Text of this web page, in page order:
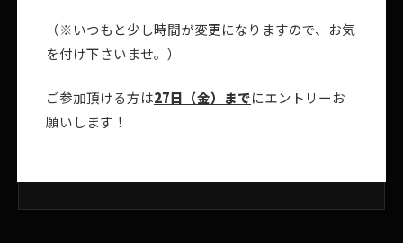
（※いつもと少し時間が変更になりますので、お気
を付け下さいませ。）
ご参加頂ける方は27日（金）までにエントリーお
願いします！